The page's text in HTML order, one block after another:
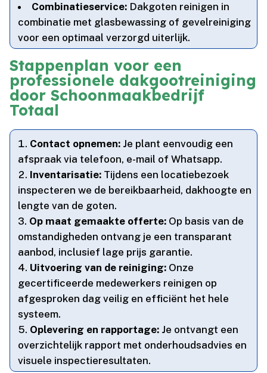
Combinatieservice: Dakgoten reinigen in
combinatie met glasbewassing of gevelreiniging
voor een optimaal verzorgd uiterlijk.​
Stappenplan voor een
professionele dakgootreiniging
door Schoonmaakbedrijf
Totaal
Contact opnemen: Je plant eenvoudig een
afspraak via telefoon, e-mail of Whatsapp.​
Inventarisatie: Tijdens een locatiebezoek
inspecteren we de bereikbaarheid, dakhoogte en
lengte van de goten.​
Op maat gemaakte offerte: Op basis van de
omstandigheden ontvang je een transparant
aanbod, inclusief lage prijs garantie.​
Uitvoering van de reiniging: Onze
gecertificeerde medewerkers reinigen op
afgesproken dag veilig en efficiënt het hele
systeem.​
Oplevering en rapportage: Je ontvangt een
overzichtelijk rapport met onderhoudsadvies en
visuele inspectieresultaten.​